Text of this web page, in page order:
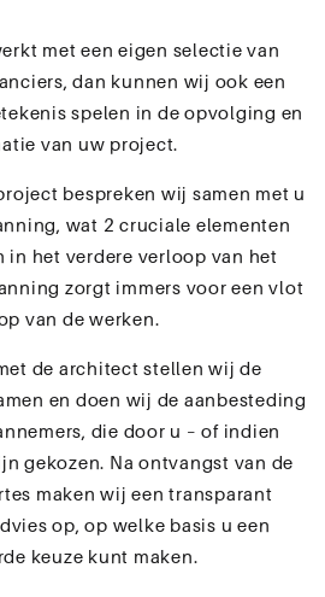
met een eigen selectie van
dan kunnen wij ook een
spelen in de opvolging en
van uw project.
bespreken wij samen met u
wat 2 cruciale elementen
in het verdere verloop van het
zorgt immers voor een vlot
van de werken.
de architect stellen wij de
en doen wij de aanbesteding
die door u – of indien
gekozen. Na ontvangst van de
maken wij een transparant
op, op welke basis u een
keuze kunt maken.